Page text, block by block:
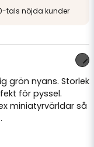
tals nöjda kunder
grön nyans. Storlek
för pyssel.
miniatyrvärldar så